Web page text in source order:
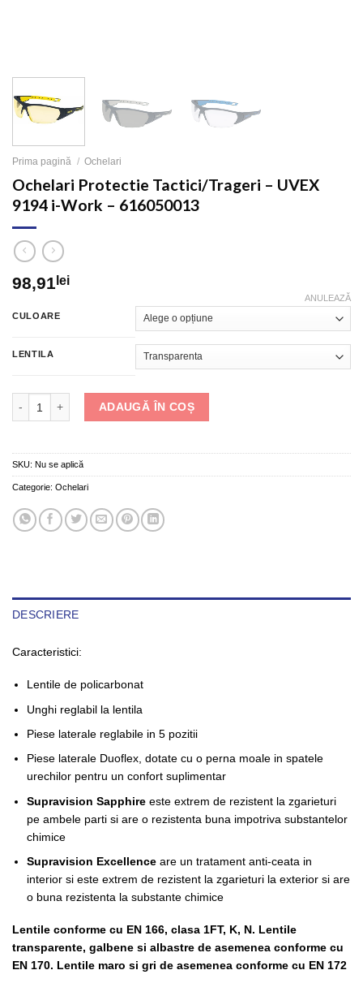
Prima pagină / Ochelari
Ochelari Protectie Tactici/Trageri – UVEX
9194 i-Work – 616050013
98,91 lei
CULOARE
LENTILA
ANULEAZĂ
Cantitate Ochelari Protectie Tactici/Trageri – UVEX 9194 i-Work -
ADAUGĂ ÎN COȘ
SKU: Nu se aplică
Categorie: Ochelari
DESCRIERE
Caracteristici:
Lentile de policarbonat
Unghi reglabil la lentila
Piese laterale reglabile in 5 pozitii
Piese laterale Duoflex, dotate cu o perna moale in spatele
urechilor pentru un confort suplimentar
Supravision Sapphire este extrem de rezistent la zgarieturi
pe ambele parti si are o rezistenta buna impotriva substantelor
chimice
Supravision Excellence are un tratament anti-ceata in
interior si este extrem de rezistent la zgarieturi la exterior si are
o buna rezistenta la substante chimice
Lentile conforme cu EN 166, clasa 1FT, K, N. Lentile
transparente, galbene si albastre de asemenea conforme cu
EN 170. Lentile maro si gri de asemenea conforme cu EN 172